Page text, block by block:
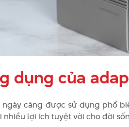
dụng của
càng được sử dụng phổ
nhiều lợi ích tuyệt vời cho đời